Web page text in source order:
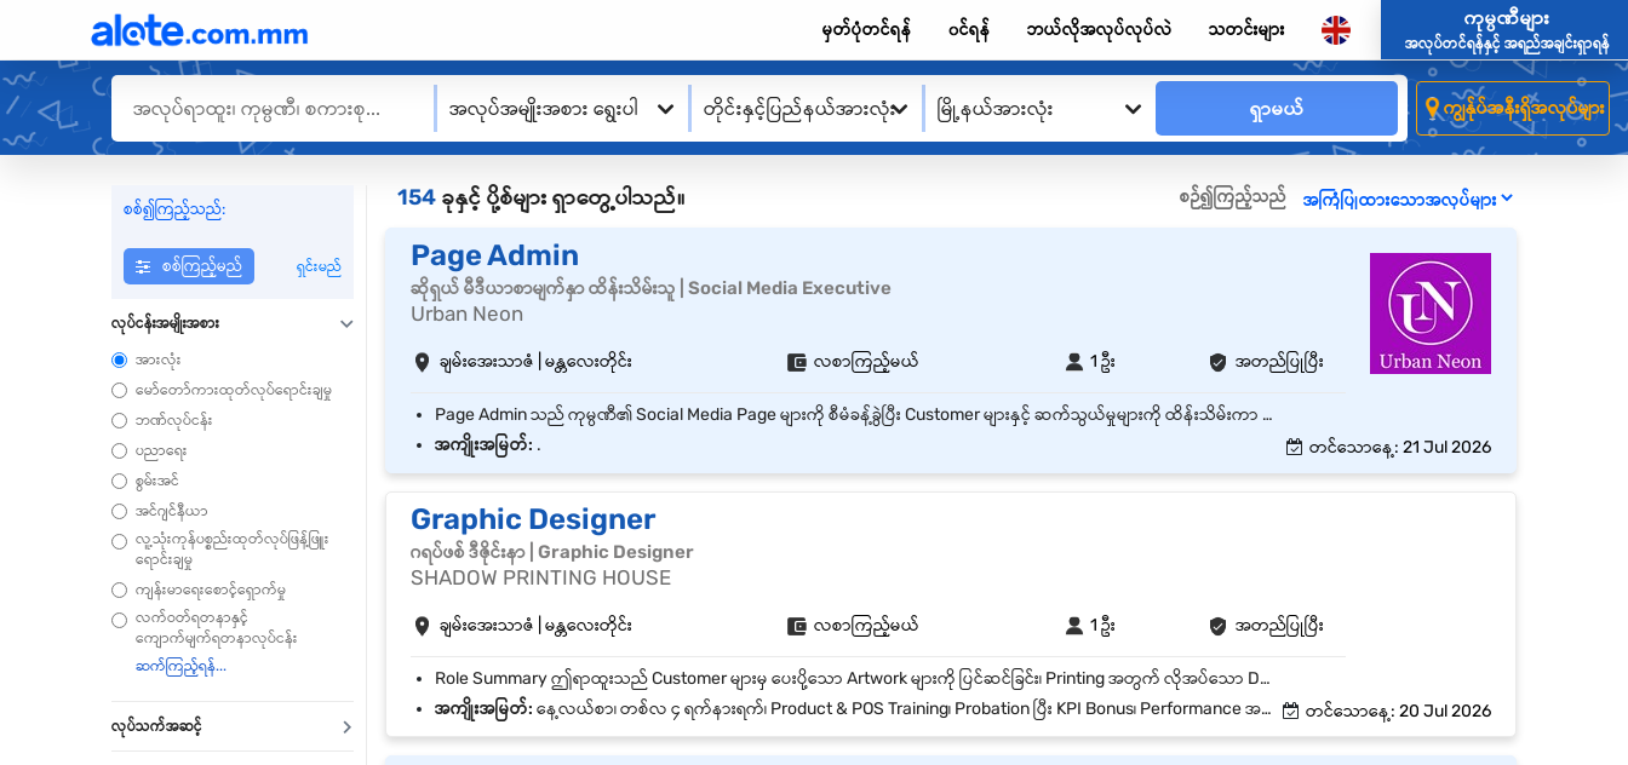
မှတ်ပုံတင်ရန် ၀င်ရန် ဘယ်လိုအလုပ်လုပ်လဲ သတင်းများ
ကုမ္ပဏီများ
အလုပ်တင်ရန်နှင့် အရည်အချင်းရှာရန်
အလုပ်အမျိုးအစား ရွေးပါ တိုင်းနှင့်ပြည်နယ်အားလုံး မြို့နယ်အားလုံး ရှာမယ် ကျွန်ုပ်အနီးရှိအလုပ်များ
စစ်၍ကြည့်သည်:
စစ်ကြည့်မည် ရှင်းမည်
လုပ်ငန်းအမျိုးအစား
အားလုံး
မော်တော်ကားထုတ်လုပ်ရောင်းချမှု
ဘဏ်လုပ်ငန်း
ပညာရေး
စွမ်းအင်
အင်ဂျင်နီယာ
လူ့သုံးကုန်ပစ္စည်းထုတ်လုပ်ဖြန့်ဖြူး
ရောင်းချမှု
ကျန်းမာရေးစောင့်ရှောက်မှု
လက်ဝတ်ရတနာနှင့်
ကျောက်မျက်ရတနာလုပ်ငန်း
လုပ်သက်အဆင့်
154 ခုနှင့် ပို့စ်များ ရှာတွေ့ပါသည်။ စဉ်၍ကြည့်သည်
Page Admin
ဆိုရှယ် မီဒီယာစာမျက်နှာ ထိန်းသိမ်းသူ | Social Media Executive
Urban Neon
ချမ်းအေးသာဇံ | မန္တလေးတိုင်း လစာကြည့်မယ် 1 ဦး အတည်ပြုပြီး
Page Admin သည် ကုမ္ပဏီ၏ Social Media Page များကို စီမံခန့်ခွဲပြီး Customer များနှင့် ဆက်သွယ်မှုများကို ထိန်းသိမ်းကာ Brand Image တိုးတက်စေရန် တာဝန်ယူဆောင်ရွက်ရမည့် ရာထူးဖြစ်သည်။ 🔹 အဓိကတာဝန်များ Facebook Page / Instagram Page များကို စီမံခန့်ခွဲခြင်း Messenger / Comment များကို အချိန်မီ Reply ပြန်ပေးခြင်း Product / Service များကို Promote လုပ်ရန် Content တင်ခြင်း Customer Inquiry များကို ဖြေကြားပြီး Order / Booking များ လက်ခံခြင်း Page Engagement တိုးတက်စေရန် Campaign / Promotion များ ဆောင်ရွက်ခြင်း Daily Post, Story, Caption များကို စနစ်တကျ တင်ခြင်း Customer Feedback များကို စုဆောင်းပြီး Report ပြုလုပ်ခြင်း Page Performance (Reach, Engagement) ကို စောင့်ကြည့်ခြင်း Marketing Team နှင့် ပူးပေါင်းပြီး Content Plan များ ဆောင်ရွက်ခြင်း
အကျိုးအမြတ်: . တင်သောနေ့: 21 Jul 2026
Graphic Designer
ဂရပ်ဖစ် ဒီဇိုင်းနာ | Graphic Designer
SHADOW PRINTING HOUSE
ချမ်းအေးသာဇံ | မန္တလေးတိုင်း လစာကြည့်မယ် 1 ဦး အတည်ပြုပြီး
Role Summary ဤရာထူးသည် Customer များမှ ပေးပို့သော Artwork များကို ပြင်ဆင်ခြင်း၊ Printing အတွက် လိုအပ်သော Design File များကို ပြင်ဆင်ခြင်းနှင့် Photo Editing Task များကို အဓိက ဆောင်ရွက်ရမည်ဖြစ်ပါသည်။ လိုအပ်ပါက Company ၏ Social Media Design များကို ကူညီဆောင်ရွက်ရမည်ဖြစ်ပါသည်။ အလုပ်တာဝန်များ Customer များမှ ပေးပို့သော Artwork များကို ပြင်ဆင်ခြင်း Printing အတွက် လိုအပ်သော Design File များကို ပြင်ဆင်ခြင်း Product Photo များကို Edit ပြုလုပ်ခြင်း Company မှ သတ်မှတ်ထားသော Design နှင့် Photo Editing Task များကို ဆောင်ရွက်ခြင်း လိုအပ်ပါက Social Media Design များကို ကူညီဖန်တီးပေးခြင်း
အကျိုးအမြတ်: နေ့လယ်စာ၊ တစ်လ ၄ ရက်နားရက်၊ Product & POS Training၊ Probation ပြီး KPI Bonus၊ Performance အလိုက် Salary Review ရှိမည်။ တင်သောနေ့: 20 Jul 2026